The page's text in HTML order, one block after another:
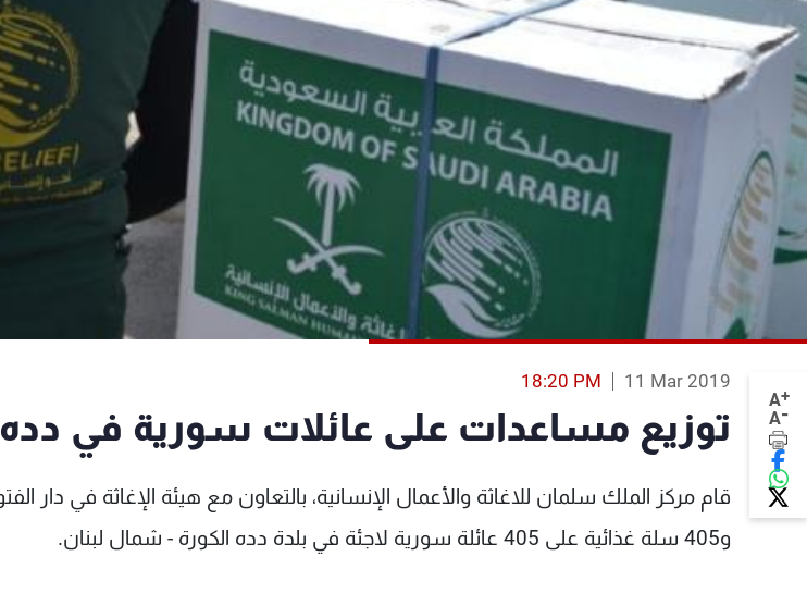
A+
A-
11 Mar 2019
18:20 PM
توزيع مساعدات على عائلات سورية في دده
و405 سلة غذائية على 405 عائلة سورية لاجئة في بلدة دده الكورة - شمال لبنان.